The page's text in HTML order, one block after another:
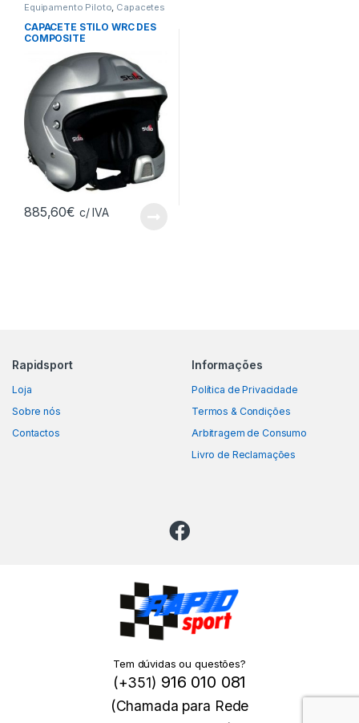
Equipamento Piloto Capacetes
CAPACETE STILO WRC DES
COMPOSITE
885,60€ c/ IVA
Rapidsport
Loja
Sobre nós
Contactos
Informações
Política de Privacidade
Termos & Condições
Arbitragem de Consumo
Livro de Reclamações
Tem dúvidas ou questões?
(+351) 916 010 081
(Chamada para Rede